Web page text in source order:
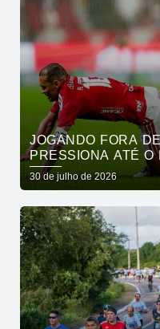
JOGANDO FORA
PRESSIONA ATÉ O
PELO BRASILEIRÃO
30 de julho de 2026